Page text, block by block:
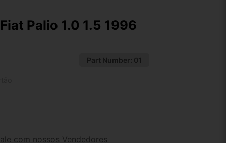
Palio 1.0 1.5 1996
Part Number: 01
com nossos Vendedores